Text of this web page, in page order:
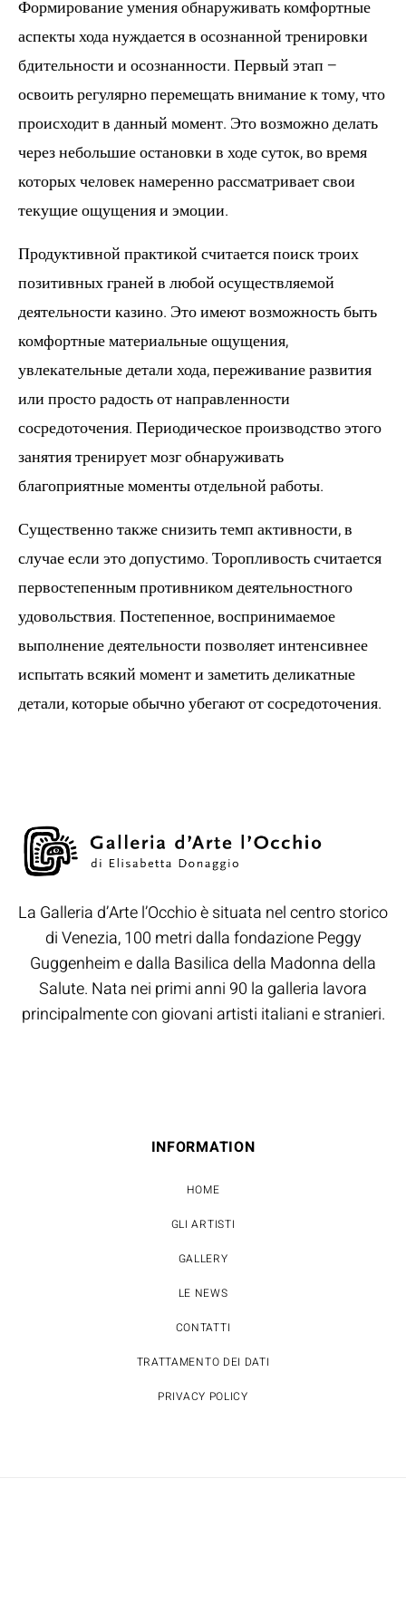
Формирование умения обнаруживать комфортные
аспекты хода нуждается в осознанной тренировки
бдительности и осознанности. Первый этап –
освоить регулярно перемещать внимание к тому, что
происходит в данный момент. Это возможно делать
через небольшие остановки в ходе суток, во время
которых человек намеренно рассматривает свои
текущие ощущения и эмоции.
Продуктивной практикой считается поиск троих
позитивных граней в любой осуществляемой
деятельности казино. Это имеют возможность быть
комфортные материальные ощущения,
увлекательные детали хода, переживание развития
или просто радость от направленности
сосредоточения. Периодическое производство этого
занятия тренирует мозг обнаруживать
благоприятные моменты отдельной работы.
Существенно также снизить темп активности, в
случае если это допустимо. Торопливость считается
первостепенным противником деятельностного
удовольствия. Постепенное, воспринимаемое
выполнение деятельности позволяет интенсивнее
испытать всякий момент и заметить деликатные
детали, которые обычно убегают от сосредоточения.
La Galleria d’Arte l’Occhio è situata nel centro storico
di Venezia, 100 metri dalla fondazione Peggy
Guggenheim e dalla Basilica della Madonna della
Salute. Nata nei primi anni 90 la galleria lavora
principalmente con giovani artisti italiani e stranieri.
INFORMATION
HOME
GLI ARTISTI
GALLERY
LE NEWS
CONTATTI
TRATTAMENTO DEI DATI
PRIVACY POLICY